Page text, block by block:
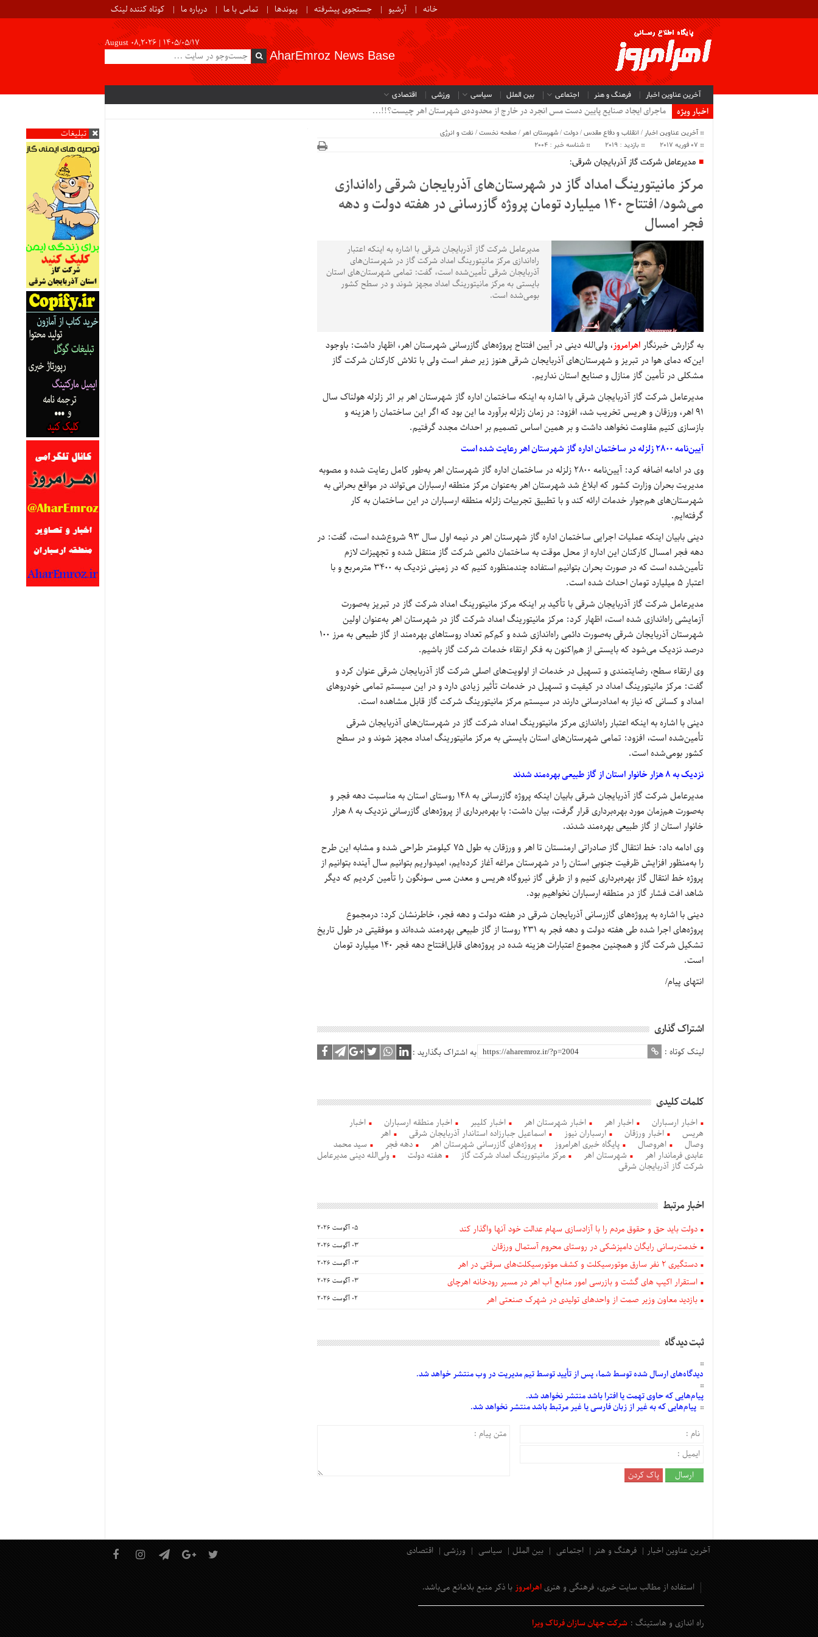
خانه آرشیو جستجوی پیشرفته پیوندها تماس با ما درباره ما کوتاه کننده لینک
August 08,2026 | ۱۴۰۵/۰۵/۱۷
AharEmroz News Base
آخرین عناوین اخبار فرهنگ و هنر اجتماعی بین الملل سیاسی ورزشی اقتصادی
اخبار ویژه
ماجرای ایجاد صنایع پایین دست مس انجرد در خارج از محدوده‌ی شهرستان اهر چیست؟!!...
تبلیغات
آخرین عناوین اخبار / انقلاب و دفاع مقدس/دولت/شهرستان اهر /صفحه نخست/نفت و انرژی
07 فوریه 2017
بازدید : 2019 شناسه خبر : 2004
مدیرعامل شرکت گاز آذربایجان شرقی:
مرکز مانیتورینگ امداد گاز در شهرستان‌های آذربایجان شرقی راه‌اندازی
می‌شود/ افتتاح 140 میلیارد تومان پروژه گازرسانی در هفته دولت و دهه
فجر امسال
مدیرعامل شرکت گاز آذربایجان شرقی با اشاره به اینکه اعتبار
راه‌اندازی مرکز مانیتورینگ امداد شرکت گاز در شهرستان‌های
آذربایجان شرقی تأمین‌شده است، گفت: تمامی شهرستان‌های استان
بایستی به مرکز مانیتورینگ امداد مجهز شوند و در سطح کشور
بومی‌شده است.
به گزارش خبرنگار اهرامروز، ولی‌الله دینی در آیین افتتاح پروژه‌های گازرسانی شهرستان اهر، اظهار داشت: باوجود
این‌که دمای هوا در تبریز و شهرستان‌های آذربایجان شرقی هنوز زیر صفر است ولی با تلاش کارکنان شرکت گاز
مشکلی در تأمین گاز منازل و صنایع استان نداریم.
مدیرعامل شرکت گاز آذربایجان شرقی با اشاره به اینکه ساختمان اداره گاز شهرستان اهر بر اثر زلزله هولناک سال
91 اهر، ورزقان و هریس تخریب شد، افزود: در زمان زلزله برآورد ما این بود که اگر این ساختمان را هزینه و
بازسازی کنیم مقاومت نخواهد داشت و بر همین اساس تصمیم بر احداث مجدد گرفتیم.
آیین‌نامه 2800 زلزله در ساختمان اداره گاز شهرستان اهر رعایت شده است
وی در ادامه اضافه کرد: آیین‌نامه 2800 زلزله در ساختمان اداره گاز شهرستان اهر به‌طور کامل رعایت شده و مصوبه
مدیریت بحران وزارت کشور که ابلاغ شد شهرستان اهر به‌عنوان مرکز منطقه ارسباران می‌تواند در مواقع بحرانی به
شهرستان‌های هم‌جوار خدمات ارائه کند و با تطبیق تجربیات زلزله منطقه ارسباران در این ساختمان به کار
گرفته‌ایم.
دینی بابیان اینکه عملیات اجرایی ساختمان اداره گاز شهرستان اهر در نیمه اول سال 93 شروع‌شده است، گفت: در
دهه فجر امسال کارکنان این اداره از محل موقت به ساختمان دائمی شرکت گاز منتقل شده و تجهیزات لازم
تأمین‌شده است که در صورت بحران بتوانیم استفاده چندمنظوره کنیم که در زمینی نزدیک به 3400 مترمربع و با
اعتبار 5 میلیارد تومان احداث شده است.
مدیرعامل شرکت گاز آذربایجان شرقی با تأکید بر اینکه مرکز مانیتورینگ امداد شرکت گاز در تبریز به‌صورت
آزمایشی راه‌اندازی شده است، اظهار کرد: مرکز مانیتورینگ امداد شرکت گاز در شهرستان اهر به‌عنوان اولین
شهرستان آذربایجان شرقی به‌صورت دائمی راه‌اندازی شده و کم‌کم تعداد روستاهای بهره‌مند از گاز طبیعی به مرز 100
درصد نزدیک می‌شود که بایستی از هم‌اکنون به فکر ارتقاء خدمات شرکت گاز باشیم.
وی ارتقاء سطح، رضایتمندی و تسهیل در خدمات از اولویت‌های اصلی شرکت گاز آذربایجان شرقی عنوان کرد و
گفت: مرکز مانیتورینگ امداد در کیفیت و تسهیل در خدمات تأثیر زیادی دارد و در این سیستم تمامی خودروهای
امداد و کسانی که نیاز به امدادرسانی دارند در سیستم مرکز مانیتورینگ شرکت گاز قابل مشاهده است.
دینی با اشاره به اینکه اعتبار راه‌اندازی مرکز مانیتورینگ امداد شرکت گاز در شهرستان‌های آذربایجان شرقی
تأمین‌شده است، افزود: تمامی شهرستان‌های استان بایستی به مرکز مانیتورینگ امداد مجهز شوند و در سطح
کشور بومی‌شده است.
نزدیک به 8 هزار خانوار استان از گاز طبیعی بهره‌مند شدند
مدیرعامل شرکت گاز آذربایجان شرقی بابیان اینکه پروژه گازرسانی به 148 روستای استان به مناسبت دهه فجر و
به‌صورت هم‌زمان مورد بهره‌برداری قرار گرفت، بیان داشت: با بهره‌برداری از پروژه‌های گازرسانی نزدیک به 8 هزار
خانوار استان از گاز طبیعی بهره‌مند شدند.
وی ادامه داد: خط انتقال گاز صادراتی ارمنستان تا اهر و ورزقان به طول 75 کیلومتر طراحی شده و مشابه این طرح
را به‌منظور افزایش ظرفیت جنوبی استان را در شهرستان مراغه آغاز کرده‌ایم، امیدواریم بتوانیم سال آینده بتوانیم از
پروژه خط انتقال گاز بهره‌برداری کنیم و از طرفی گاز نیروگاه هریس و معدن مس سونگون را تأمین کردیم که دیگر
شاهد افت فشار گاز در منطقه ارسباران نخواهیم بود.
دینی با اشاره به پروژه‌های گازرسانی آذربایجان شرقی در هفته دولت و دهه فجر، خاطرنشان کرد: درمجموع
پروژه‌های اجرا شده طی هفته دولت و دهه فجر به 231 روستا از گاز طبیعی بهره‌مند شده‌اند و موفقیتی در طول تاریخ
تشکیل شرکت گاز و همچنین مجموع اعتبارات هزینه شده در پروژه‌های قابل‌افتتاح دهه فجر 140 میلیارد تومان
است.
انتهای پیام/
اشتراک گذاری
لینک کوتاه : به اشتراک بگذارید :
کلمات کلیدی
اخبار ارسباران اخبار اهر اخبار شهرستان اهر اخبار کلیبر اخبار منطقه ارسباران
اخبار
هریس
اخبار ورزقان ارسباران نیوز اسماعیل جبارزاده استاندار آذربایجان شرقی
اهر
وصال
اهروصال پایگاه خبری اهرامروز پروژه‌های گازرسانی شهرستان اهر دهه فجر
سید محمد
عابدی فرماندار اهر
شهرستان اهر مرکز مانیتورینگ امداد شرکت گاز هفته دولت
ولی‌الله دینی مدیرعامل
شرکت گاز آذربایجان شرقی
اخبار مرتبط
دولت باید حق و حقوق مردم را با آزادسازی سهام عدالت خود آنها واگذار کند 05 آگوست 2026
خدمت‌رسانی رایگان دامپزشکی در روستای محروم آستمال ورزقان 03 آگوست 2026
دستگيری ۲ نفر سارق موتورسیکلت و کشف موتورسیکلت‌های سرقتی در اهر 03 آگوست 2026
استقرار اکیپ های گشت و بازرسی امور منابع آب اهر در مسیر رودخانه اهرچای 03 آگوست 2026
بازدید معاون وزیر صمت از واحدهای تولیدی در شهرک صنعتی اهر 02 آگوست 2026
ثبت دیدگاه
دیدگاه‌هایارسالشدهتوسط شما، پس از تأییدتوسط تیم مدیریت در وب منتشر خواهد شد.
پیام‌هاییکه حاوی تهمت یا افترا باشد منتشر نخواهد شد.
پیام‌هاییکه به غیر از زبان فارسی یا غیر مرتبط باشد منتشر نخواهد شد.
آخرین عناوین اخبار فرهنگ و هنر اجتماعی بین الملل سیاسی ورزشی اقتصادی
استفاده از مطالب سایت خبری، فرهنگی و هنری اهرامروز با ذکر منبع بلامانع می‌باشد.
راه اندازی و هاستینگ : شرکت جهان سازان فرتاک ویرا